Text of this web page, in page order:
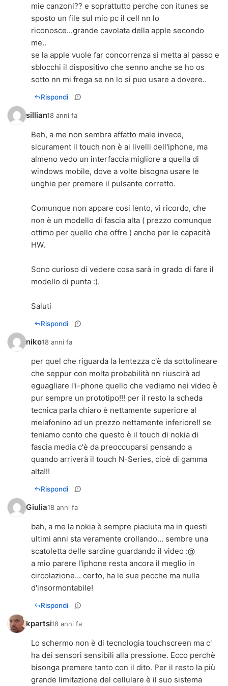
mie canzoni?? e soprattutto perche con itunes se
sposto un file sul mio pc il cell nn lo
riconosce...grande cavolata della apple secondo
me..
se la apple vuole far concorrenza si metta al passo e
sblocchi il dispositivo che senno anche se ho os
sotto nn mi frega se nn lo si puo usare a dovere..
Rispondi
sillian18 anni fa
Beh, a me non sembra affatto male invece,
sicurament il touch non è ai livelli dell'iphone, ma
almeno vedo un interfaccia migliore a quella di
windows mobile, dove a volte bisogna usare le
unghie per premere il pulsante corretto.
Comunque non appare cosi lento, vi ricordo, che
non è un modello di fascia alta ( prezzo comunque
ottimo per quello che offre ) anche per le capacità
HW.
Sono curioso di vedere cosa sarà in grado di fare il
modello di punta :).
Saluti
Rispondi
niko18 anni fa
per quel che riguarda la lentezza c'è da sottolineare
che seppur con molta probabilità nn riuscirà ad
eguagliare l'i-phone quello che vediamo nei video è
pur sempre un prototipo!!! per il resto la scheda
tecnica parla chiaro è nettamente superiore al
melafonino ad un prezzo nettamente inferiore!! se
teniamo conto che questo è il touch di nokia di
fascia media c'è da preoccuparsi pensando a
quando arriverà il touch N-Series, cioè di gamma
alta!!!
Rispondi
Giulia18 anni fa
bah, a me la nokia è sempre piaciuta ma in questi
ultimi anni sta veramente crollando... sembre una
scatoletta delle sardine guardando il video :@
a mio parere l'iphone resta ancora il meglio in
circolazione... certo, ha le sue pecche ma nulla
d'insormontabile!
Rispondi
kpartsi18 anni fa
Lo schermo non è di tecnologia touchscreen ma c'
ha dei sensori sensibili alla pressione. Ecco perchè
bisonga premere tanto con il dito. Per il resto la più
grande limitazione del cellulare è il suo sistema